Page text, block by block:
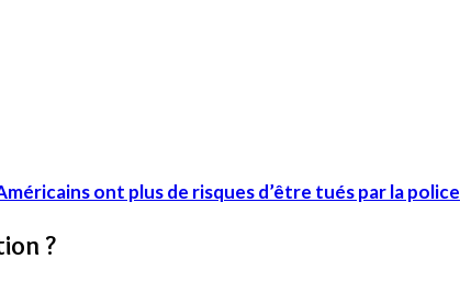
ont plus de risques d’être tués par la police
?